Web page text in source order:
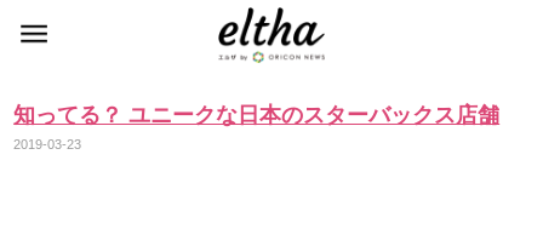
知ってる？ ユニークな日本のスターバックス店舗
2019-03-23